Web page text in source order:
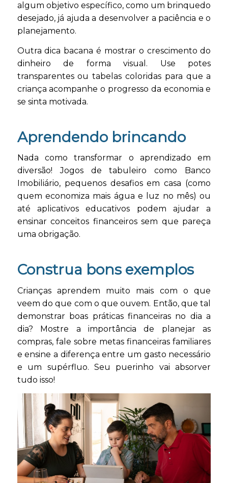
algum objetivo específico, como um brinquedo
desejado, já ajuda a desenvolver a paciência e o
planejamento.
Outra dica bacana é mostrar o crescimento do
dinheiro de forma visual. Use potes
transparentes ou tabelas coloridas para que a
criança acompanhe o progresso da economia e
se sinta motivada.
Aprendendo brincando
Nada como transformar o aprendizado em
diversão! Jogos de tabuleiro como Banco
Imobiliário, pequenos desafios em casa (como
quem economiza mais água e luz no mês) ou
até aplicativos educativos podem ajudar a
ensinar conceitos financeiros sem que pareça
uma obrigação.
Construa bons exemplos
Crianças aprendem muito mais com o que
veem do que com o que ouvem. Então, que tal
demonstrar boas práticas financeiras no dia a
dia? Mostre a importância de planejar as
compras, fale sobre metas financeiras familiares
e ensine a diferença entre um gasto necessário
e um supérfluo. Seu puerinho vai absorver
tudo isso!